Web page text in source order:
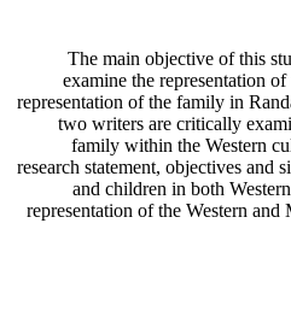
The main objective of this
examine the representation
representation of the family in
two writers are critically
family within the Western
research statement, objectives
and children in both
representation of the Western